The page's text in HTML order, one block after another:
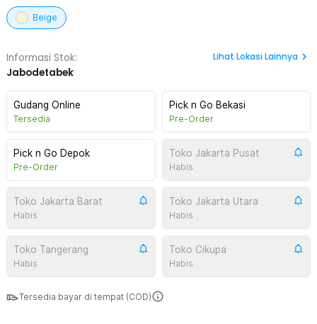
Beige
Informasi Stok:
Jabodetabek
Lihat Lokasi Lainnya
Gudang Online
Tersedia
Pick n Go Bekasi
Pre-Order
Pick n Go Depok
Pre-Order
Toko Jakarta Pusat
Habis
Toko Jakarta Barat
Habis
Toko Jakarta Utara
Habis
Toko Tangerang
Habis
Toko Cikupa
Habis
Tersedia bayar di tempat (COD)